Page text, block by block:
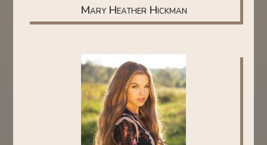
Mary Heather Hickman